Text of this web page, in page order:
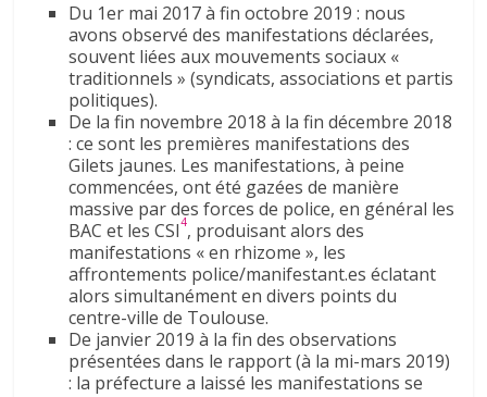
Du 1er mai 2017 à fin octobre 2019 : nous
avons observé des manifestations déclarées,
souvent liées aux mouvements sociaux «
traditionnels » (syndicats, associations et partis
politiques).
De la fin novembre 2018 à la fin décembre 2018
: ce sont les premières manifestations des
Gilets jaunes. Les manifestations, à peine
commencées, ont été gazées de manière
massive par des forces de police, en général les
BAC et les CSI4, produisant alors des
manifestations « en rhizome », les
affrontements police/manifestant.es éclatant
alors simultanément en divers points du
centre-ville de Toulouse.
De janvier 2019 à la fin des observations
présentées dans le rapport (à la mi-mars 2019)
: la préfecture a laissé les manifestations se